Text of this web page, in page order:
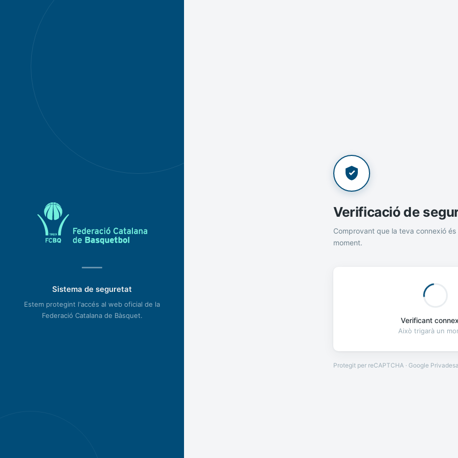
Sistema de seguretat
Estem protegint l'accés al web oficial de la
Federació Catalana de Bàsquet.
Verificació de
Comprovant que la teva connexió és
moment.
Verificant
Això trigarà un
Protegit per reCAPTCHA · Google Privadesa